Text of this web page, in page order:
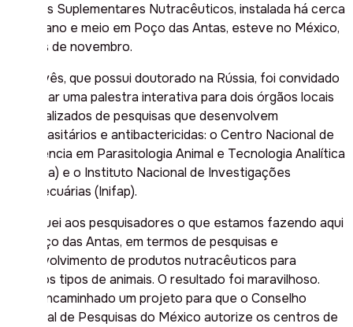
Aditivos Suplementares Nutracêuticos, instalada há cerca
de um ano e meio em Poço das Antas, esteve no México,
no mês de novembro.
Cordovês, que possui doutorado na Rússia, foi convidado
a realizar uma palestra interativa para dois órgãos locais
especializados de pesquisas que desenvolvem
antiparasitários e antibactericidas: o Centro Nacional de
Referência em Parasitologia Animal e Tecnologia Analítica
(Cenapa) e o Instituto Nacional de Investigações
Agropecuárias (Inifap).
“Expliquei aos pesquisadores o que estamos fazendo aqui
em Poço das Antas, em termos de pesquisas e
desenvolvimento de produtos nutracêuticos para
diversos tipos de animais. O resultado foi maravilhoso.
Será encaminhado um projeto para que o Conselho
Nacional de Pesquisas do México autorize os centros de